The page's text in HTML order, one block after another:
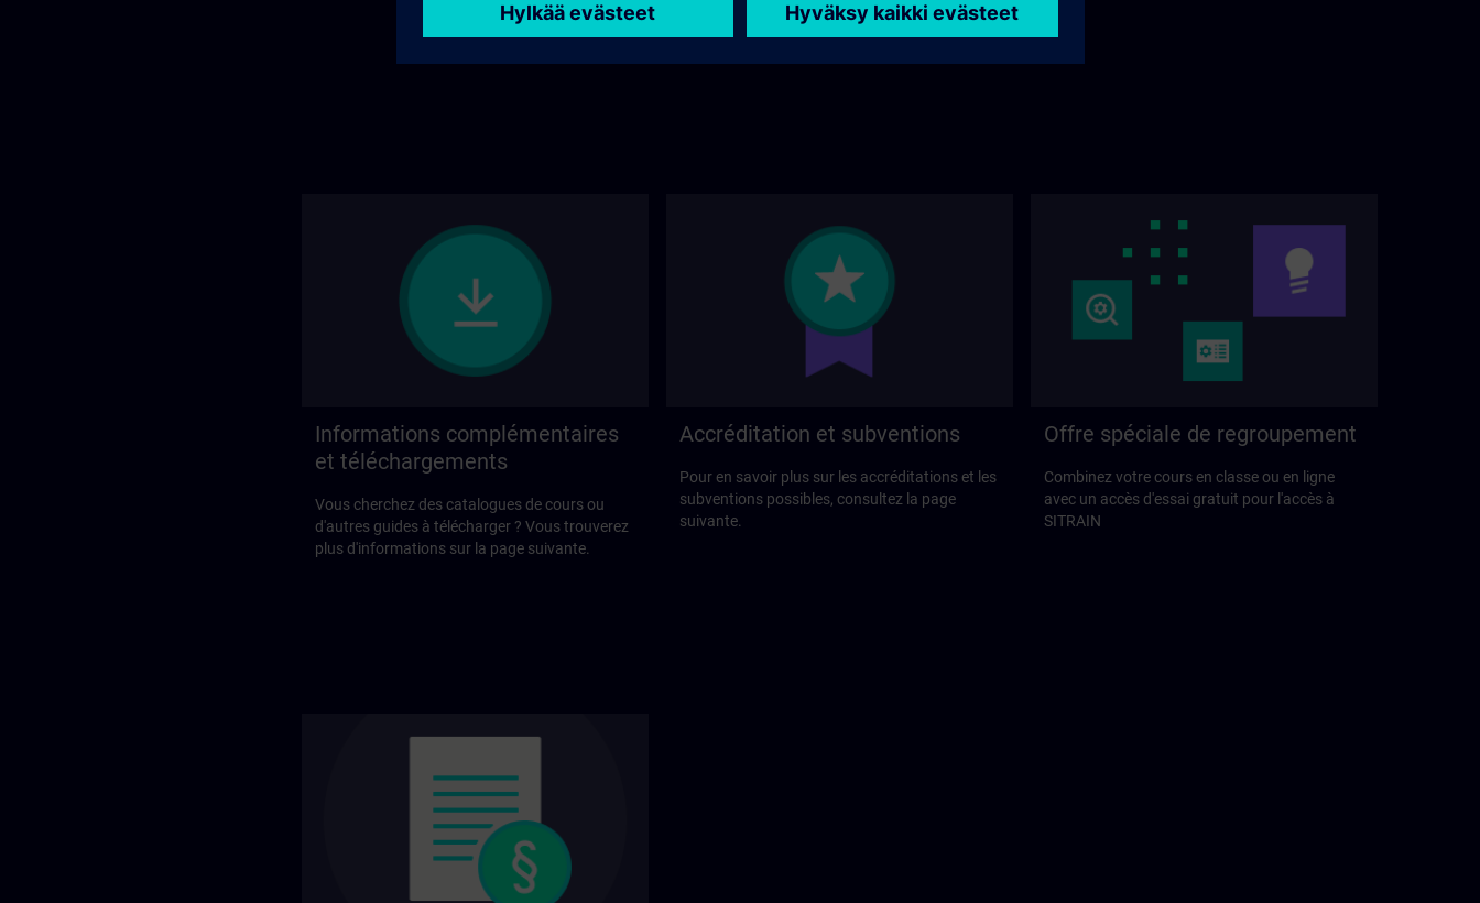
Informations complémentaires
et téléchargements
Vous cherchez des catalogues de cours ou
d'autres guides à télécharger ? Vous trouverez
plus d'informations sur la page suivante.
Accréditation et subventions
Pour en savoir plus sur les accréditations et les
subventions possibles, consultez la page
suivante.
Offre spéciale de regroupement
Combinez votre cours en classe ou en ligne
avec un accès d'essai gratuit pour l'accès à
SITRAIN